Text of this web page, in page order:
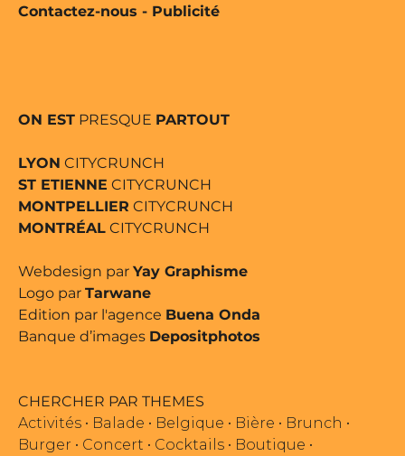
Contactez-nous - Publicité
ON EST PRESQUE PARTOUT
LYON CITYCRUNCH
ST ETIENNE CITYCRUNCH
MONTPELLIER CITYCRUNCH
MONTRÉAL CITYCRUNCH
Webdesign par Yay Graphisme
Logo par Tarwane
Edition par l'agence Buena Onda
Banque d’images Depositphotos
CHERCHER PAR THEMES
Activités • Balade • Belgique • Bière • Brunch •
Burger • Concert • Cocktails • Boutique •